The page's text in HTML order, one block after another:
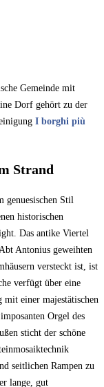
Gemeinde mit
Dorf gehört zu der
I borghi più
Strand
genuesischen Stil
historischen
Das antike Viertel
Antonius geweihten
versteckt ist, ist
verfügt über eine
einer majestätischen
Orgel des
sticht der schöne
seitlichen Rampen zu
lange, gut